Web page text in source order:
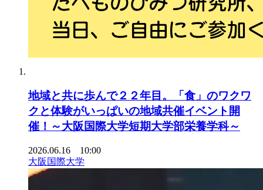
地域と共に歩んで２２年目。「食」のワクワ
クと体験がいっぱいの地域共催イベント開
催！～大阪国際大学短期大学部栄養学科～
2026.06.16 10:00
大阪国際大学